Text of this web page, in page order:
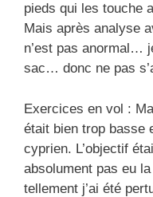
pieds qui les touche
Mais après analyse
n’est pas anormal…
sac… donc ne pas
Exercices en vol :
était bien trop basse
cyprien. L’objectif
absolument pas eu
tellement j’ai été